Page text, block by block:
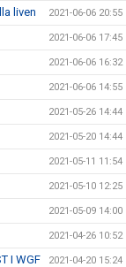
liven 2021-06-06 20:55
2021-06-06 17:45
2021-06-06 16:32
2021-06-06 14:55
2021-05-26 14:44
2021-05-20 14:44
2021-05-11 11:54
2021-05-10 12:25
2021-05-09 14:00
2021-04-26 10:52
I WGF 2021-04-20 15:24